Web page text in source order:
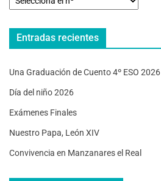
Entradas recientes
Una Graduación de Cuento 4º ESO 2026
Día del niño 2026
Exámenes Finales
Nuestro Papa, León XIV
Convivencia en Manzanares el Real